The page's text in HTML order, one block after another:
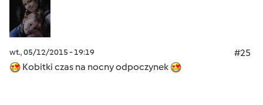
wt., 05/12/2015 - 19:19
#25
Kobitki czas na nocny odpoczynek